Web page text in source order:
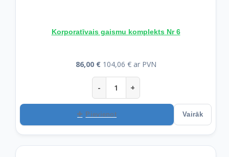
Korporatīvais gaismu komplekts Nr 6
86,00 € 104,06 € ar PVN
- +
Pievienot Vairāk